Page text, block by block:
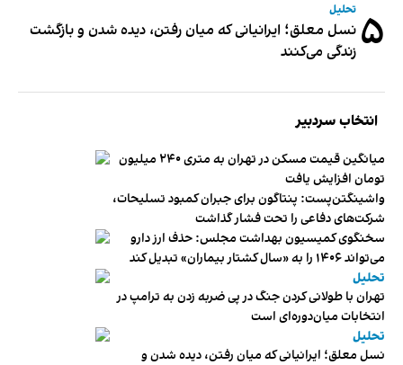
۵ تحلیل
نسل معلق؛ ایرانیانی که میان رفتن، دیده شدن و بازگشت
زندگی می‌کنند
انتخاب سردبیر
میانگین قیمت مسکن در تهران به متری ۲۴۰ میلیون
تومان افزایش یافت
واشینگتن‌پست: پنتاگون برای جبران کمبود تسلیحات،
شرکت‌های دفاعی را تحت فشار گذاشت
سخنگوی کمیسیون بهداشت مجلس: حذف ارز دارو
می‌تواند ۱۴۰۶ را به «سال کشتار بیماران» تبدیل کند
تحلیل
تهران با طولانی کردن جنگ در پی ضربه زدن به ترامپ در
انتخابات میان‌دوره‌ای است
تحلیل
نسل معلق؛ ایرانیانی که میان رفتن، دیده شدن و